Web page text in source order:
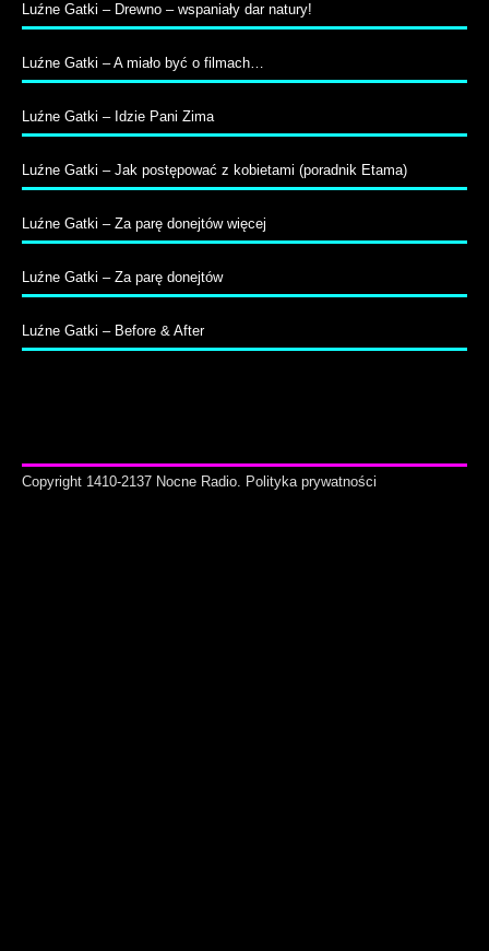
Luźne Gatki – Drewno – wspaniały dar natury!
Luźne Gatki – A miało być o filmach…
Luźne Gatki – Idzie Pani Zima
Luźne Gatki – Jak postępować z kobietami (poradnik Etama)
Luźne Gatki – Za parę donejtów więcej
Luźne Gatki – Za parę donejtów
Luźne Gatki – Before & After
Copyright 1410-2137 Nocne Radio. Polityka prywatności